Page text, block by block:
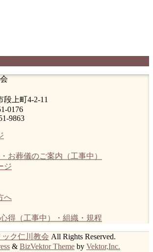
上町4-2-11
0176
9863
お葬儀のご案内（工事中）
ジ
へ
得（工事中）・組織・規程
ック仁川教会 All Rights Reserved.
& BizVektor Theme by Vektor,Inc.